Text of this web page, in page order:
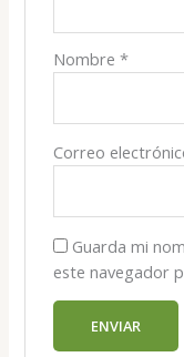
Nombre *
Correo
Guarda mi
este navegador